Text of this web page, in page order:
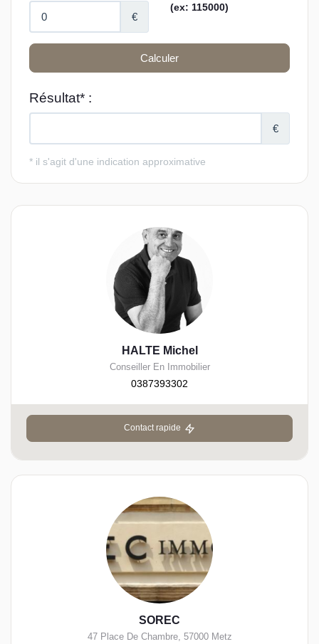
HALTE Michel
Conseiller En Immobilier
0387393302
Contact rapide
SOREC
47 Place De Chambre, 57000 Metz